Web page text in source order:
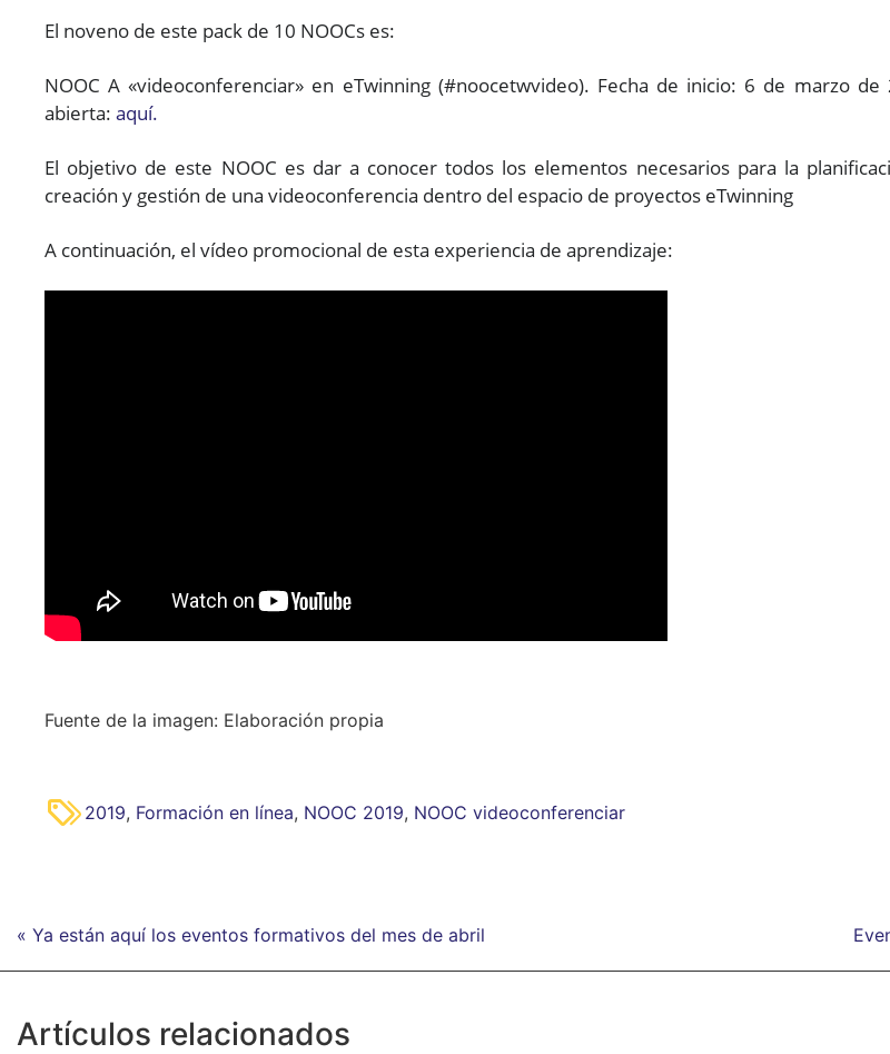
El noveno de este pack de 10 NOOCs es:
NOOC A «videoconferenciar» en eTwinning (#noocetwvideo). Fecha de inicio: 6 de marzo de
abierta: aquí.
El objetivo de este NOOC es dar a conocer todos los elementos necesarios para la
creación y gestión de una videoconferencia dentro del espacio de proyectos eTwinning
A continuación, el vídeo promocional de esta experiencia de aprendizaje:
Fuente de la imagen: Elaboración propia
2019, Formación en línea, NOOC 2019, NOOC videoconferenciar
« Ya están aquí los eventos formativos del mes de abril
Artículos relacionados